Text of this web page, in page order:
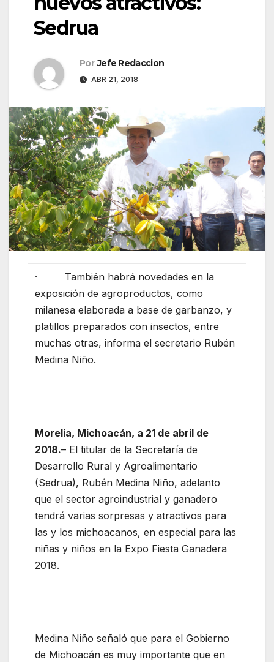
Sedrua
Por Jefe Redaccion
ABR 21, 2018
· También habrá novedades en la
exposición de agroproductos, como
milanesa elaborada a base de garbanzo, y
platillos preparados con insectos, entre
muchas otras, informa el secretario Rubén
Medina Niño.
Morelia, Michoacán, a 21 de abril de
2018.– El titular de la Secretaría de
Desarrollo Rural y Agroalimentario
(Sedrua), Rubén Medina Niño, adelanto
que el sector agroindustrial y ganadero
tendrá varias sorpresas y atractivos para
las y los michoacanos, en especial para las
niñas y niños en la Expo Fiesta Ganadera
2018.
Medina Niño señaló que para el Gobierno
de Michoacán es muy importante que en